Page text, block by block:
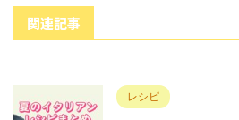
関連記事
レシピ